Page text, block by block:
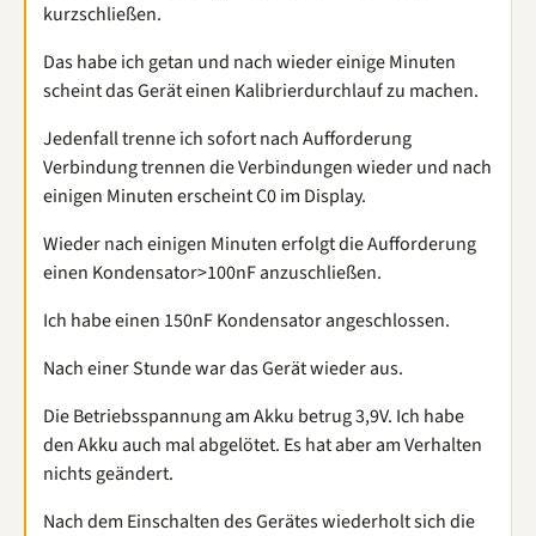
kurzschließen.
Das habe ich getan und nach wieder einige Minuten
scheint das Gerät einen Kalibrierdurchlauf zu machen.
Jedenfall trenne ich sofort nach Aufforderung
Verbindung trennen die Verbindungen wieder und nach
einigen Minuten erscheint C0 im Display.
Wieder nach einigen Minuten erfolgt die Aufforderung
einen Kondensator>100nF anzuschließen.
Ich habe einen 150nF Kondensator angeschlossen.
Nach einer Stunde war das Gerät wieder aus.
Die Betriebsspannung am Akku betrug 3,9V. Ich habe
den Akku auch mal abgelötet. Es hat aber am Verhalten
nichts geändert.
Nach dem Einschalten des Gerätes wiederholt sich die